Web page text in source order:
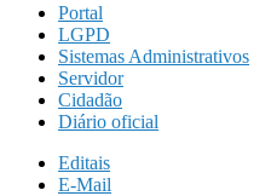
Portal
LGPD
Sistemas Administrativos
Servidor
Cidadão
Diário oficial
Editais
E-Mail